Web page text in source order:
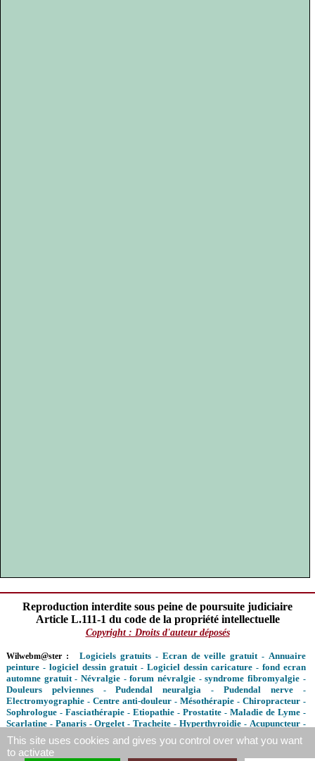
Reproduction interdite sous peine de poursuite judiciaire
Article L.111-1 du code de la propriété intellectuelle
Copyright : Droits d'auteur déposés
Wilwebm@ster : Logiciels gratuits - Ecran de veille gratuit- Annuaire
peinture- logiciel dessin gratuit- Logiciel dessin caricature- fond ecran
automne gratuit- Névralgie-forum névralgie-syndrome fibromyalgie-
Douleurs pelviennes-Pudendal neuralgia - Pudendal nerve-
Electromyographie- Centre anti-douleur- Mésothérapie- Chiropracteur-
Sophrologue- Fasciathérapie- Etiopathie- Prostatite- Maladie de Lyme-
Scarlatine- Panaris-Orgelet-Tracheite - Hyperthyroidie- Acupuncteur-
Hypnotherapeute Angiome
Réfléxologie plantaire
Contacter le webmaster-Mentions légales- Régles de confidentialité
This site uses cookies and gives you control over what you want
to activate